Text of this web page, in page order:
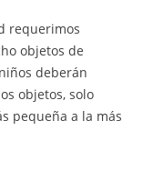
requerimos
objetos de
deberán
objetos, solo
pequeña a la más